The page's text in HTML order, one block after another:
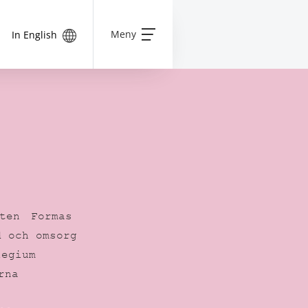
In English Meny
Formas
omsorg